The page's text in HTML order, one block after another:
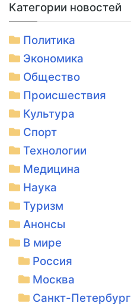
Категории новостей
Политика
Экономика
Общество
Происшествия
Культура
Спорт
Технологии
Медицина
Наука
Туризм
Анонсы
В мире
Россия
Москва
Санкт-Петербург